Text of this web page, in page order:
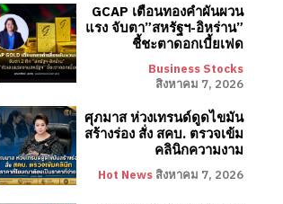
GCAP เตือนทองคำผันผวน
แรง จับตา”สหรัฐฯ-อิหร่าน”
ชี้ชะตาดอกเบี้ยเฟด
Business Stocks
สิงหาคม 7, 2026
ศุภมาส ห่วงเทรนด์ดูดไขมัน
สร้างร่อง สั่ง สคบ. ตรวจเข้ม
คลินิกความงาม
Hot News สิงหาคม 7, 2026